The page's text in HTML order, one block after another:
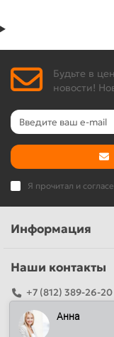
Будьте в
новости!
Я прочитал и
Информация
Наши контакты
+7 (812) 389-26-20
+7 (499) 444-14-71
Анна